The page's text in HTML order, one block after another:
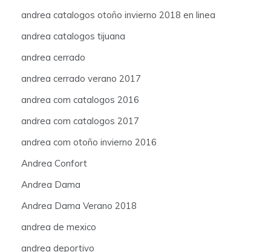
andrea catalogos otoño invierno 2018 en linea
andrea catalogos tijuana
andrea cerrado
andrea cerrado verano 2017
andrea com catalogos 2016
andrea com catalogos 2017
andrea com otoño invierno 2016
Andrea Confort
Andrea Dama
Andrea Dama Verano 2018
andrea de mexico
andrea deportivo